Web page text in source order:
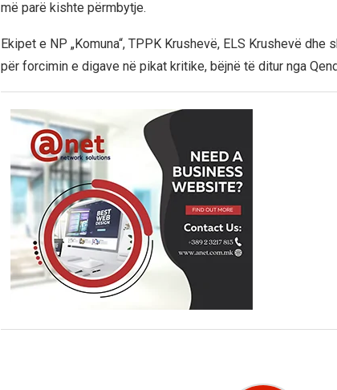
më parë kishte përmbytje.
Ekipet e NP „Komuna“, TPPK Krushevë, ELS Krushevë
për forcimin e digave në pikat kritike, bëjnë të ditur nga